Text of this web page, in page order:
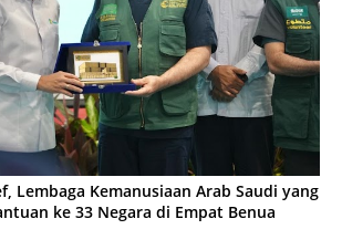
Lembaga Kemanusiaan Arab Saudi yang
ke 33 Negara di Empat Benua